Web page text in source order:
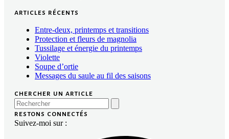
articles récents
Entre-deux, printemps et transitions
Protection et fleurs de magnolia
Tussilage et énergie du printemps
Violette
Soupe d’ortie
Messages du saule au fil des saisons
chercher un article
Search
restons connectés
Suivez-moi sur :